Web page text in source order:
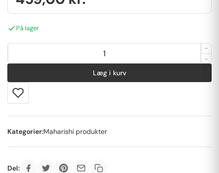
På lager
Læg i kurv
Kategorier:Maharishi produkter
Del: